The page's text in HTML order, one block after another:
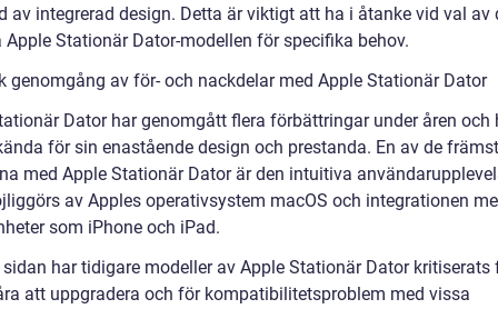
av integrerad design. Detta är viktigt att ha i åtanke vid val av
Apple Stationär Dator-modellen för specifika behov.
genomgång av för- och nackdelar med Apple Stationär Dator
Dator har genomgått flera förbättringar under åren och
för sin enastående design och prestanda. En av de
med Apple Stationär Dator är den intuitiva
av Apples operativsystem macOS och integrationen
som iPhone och iPad.
har tidigare modeller av Apple Stationär Dator kritiserats
att uppgradera och för kompatibilitetsproblem med vissa